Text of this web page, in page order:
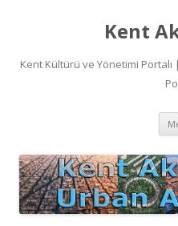
Kent
Kent Kültürü ve Yönetimi